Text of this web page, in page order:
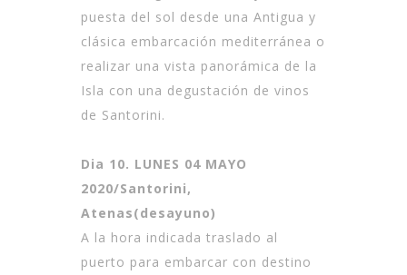
puesta del sol desde una Antigua y
clásica embarcación mediterránea o
realizar una vista panorámica de la
Isla con una degustación de vinos
de Santorini.
Dia 10. LUNES 04 MAYO
2020/Santorini,
Atenas(desayuno)
A la hora indicada traslado al
puerto para embarcar con destino